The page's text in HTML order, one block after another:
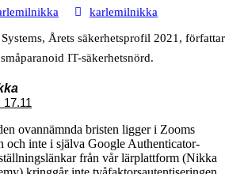
karlemilnikka
Årets säkerhetsprofil 2021,
IT-säkerhetsnörd.
17.11
ovannämnda bristen ligger i Zooms
och inte i själva Google Authenticator-
från vår lärplattform (Nikka